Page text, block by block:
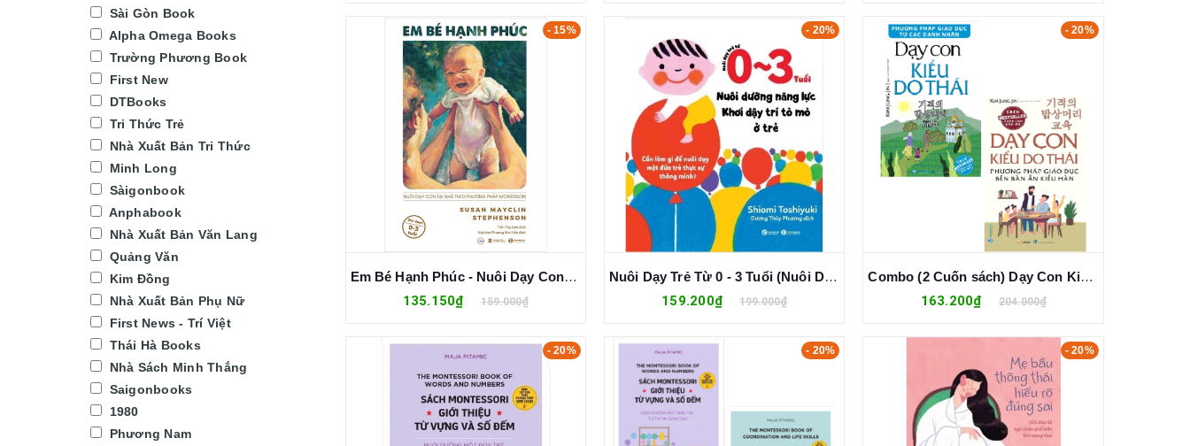
- 15%
Em Bé Hạnh Phúc - Nuôi Dạy Con Tại Nhà Theo Phương Pháp Montessori
135.150₫ 159.000₫
- 20%
Nuôi Dạy Trẻ Từ 0 - 3 Tuổi (Nuôi Dưỡng Năng Lực, Khơi Dậy Trí Tò Mò Ở Trẻ)
159.200₫ 199.000₫
- 20%
Combo (2 Cuốn sách) Dạy Con Kiểu Do Thái (Kim Jung Jin)
163.200₫ 204.000₫
- 20% - 20% - 20%
Sài Gòn Book
Alpha Omega Books
Trường Phương Book
First New
DTBooks
Tri Thức Trẻ
Nhà Xuất Bản Tri Thức
Minh Long
Sàigonbook
Anphabook
Nhà Xuất Bản Văn Lang
Quảng Văn
Kim Đồng
Nhà Xuất Bản Phụ Nữ
First News - Trí Việt
Thái Hà Books
Nhà Sách Minh Thắng
Saigonbooks
1980
Phương Nam